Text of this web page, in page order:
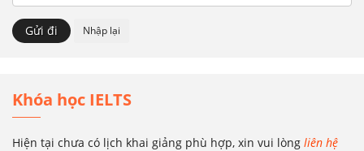
Khóa học IELTS
Hiện tại chưa có lịch khai giảng phù hợp, xin vui lòng liên hệ